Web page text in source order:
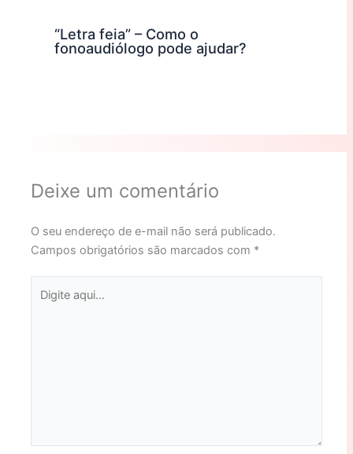
“Letra feia” – Como o
fonoaudiólogo pode ajudar?
Deixe um comentário
O seu endereço de e-mail não será publicado.
Campos obrigatórios são marcados com *
aqui...